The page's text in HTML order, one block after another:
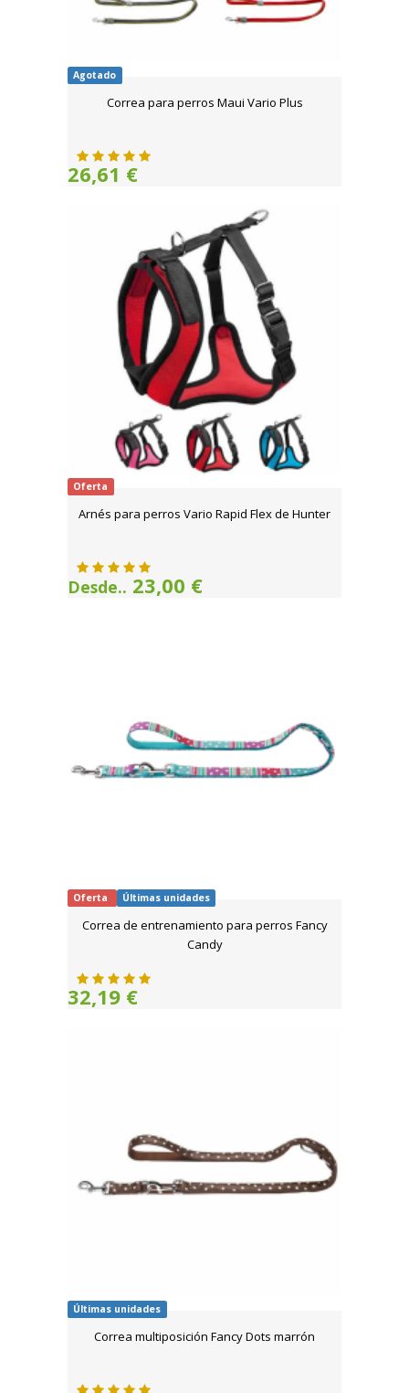
Agotado
Correa para perros Maui Vario Plus
26,61 €
Oferta
Arnés para perros Vario Rapid Flex de Hunter
Desde.. 23,00 €
Oferta Últimas unidades
Correa de entrenamiento para perros Fancy
Candy
32,19 €
Últimas unidades
Correa multiposición Fancy Dots marrón